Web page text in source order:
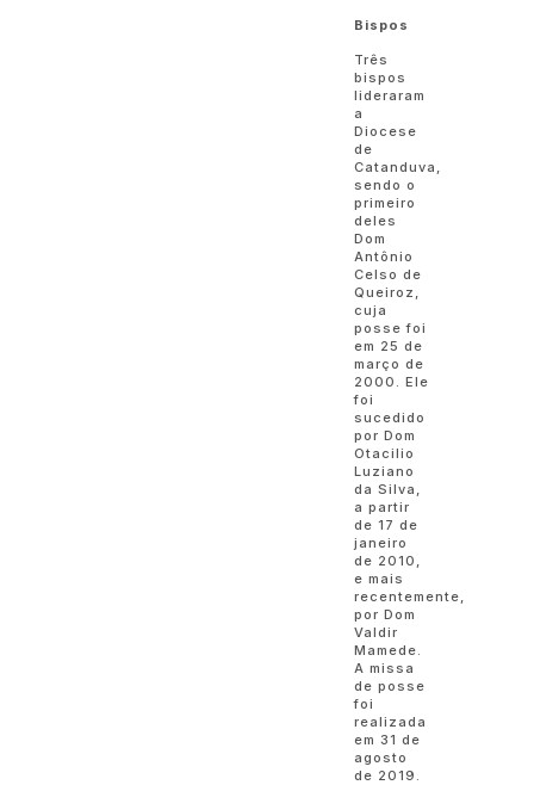
Bispos
Três
bispos
lideraram
a
Diocese
de
Catanduva,
sendo o
primeiro
deles
Dom
Antônio
Celso de
Queiroz,
cuja
posse foi
em 25 de
março de
2000. Ele
foi
sucedido
por Dom
Otacilio
Luziano
da Silva,
a partir
de 17 de
janeiro
de 2010,
e mais
recentemente,
por Dom
Valdir
Mamede.
A missa
de posse
foi
realizada
em 31 de
agosto
de 2019.